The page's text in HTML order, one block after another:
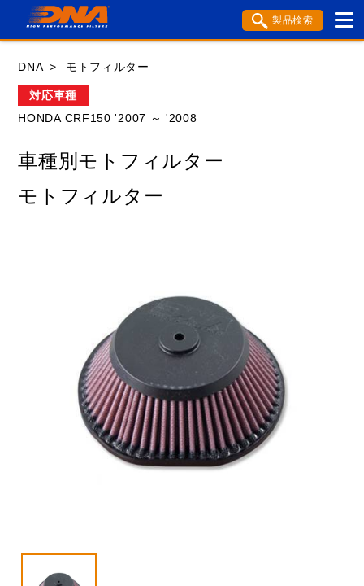
製品検索
MV AGUSTA
ROYAL ENFIELD TM TRIUMPH
閉じる
DNA モトフィルター
対応車種
HONDA CRF150 '2007 ～ '2008
車種別モトフィルター
モトフィルター